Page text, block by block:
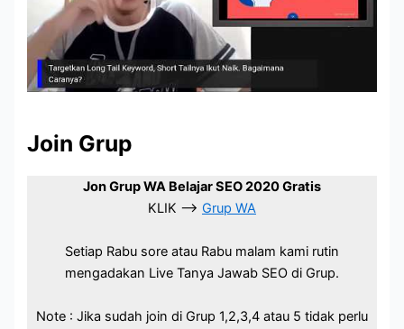
Join Grup
Jon Grup WA Belajar SEO 2020 Gratis
KLIK –> Grup WA
Setiap Rabu sore atau Rabu malam kami rutin
mengadakan Live Tanya Jawab SEO di Grup.
Note : Jika sudah join di Grup 1,2,3,4 atau 5 tidak perlu